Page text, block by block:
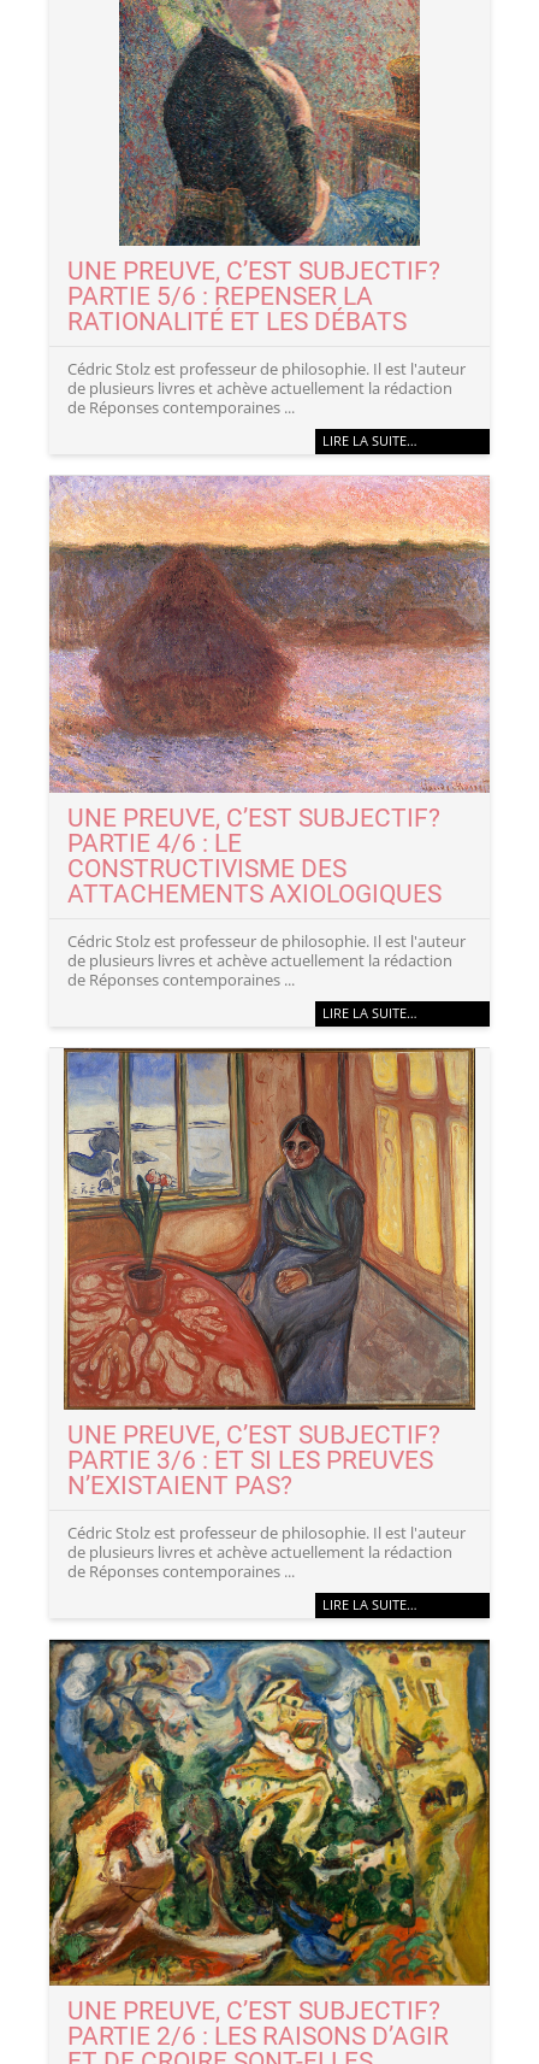
UNE PREUVE, C’EST SUBJECTIF?
PARTIE 5/6 : REPENSER LA
RATIONALITÉ ET LES DÉBATS
Cédric Stolz est professeur de philosophie. Il est l'auteur
de plusieurs livres et achève actuellement la rédaction
de Réponses contemporaines ...
LIRE LA SUITE…
UNE PREUVE, C’EST SUBJECTIF?
PARTIE 4/6 : LE
CONSTRUCTIVISME DES
ATTACHEMENTS AXIOLOGIQUES
Cédric Stolz est professeur de philosophie. Il est l'auteur
de plusieurs livres et achève actuellement la rédaction
de Réponses contemporaines ...
LIRE LA SUITE…
UNE PREUVE, C’EST SUBJECTIF?
PARTIE 3/6 : ET SI LES PREUVES
N’EXISTAIENT PAS?
Cédric Stolz est professeur de philosophie. Il est l'auteur
de plusieurs livres et achève actuellement la rédaction
de Réponses contemporaines ...
LIRE LA SUITE…
UNE PREUVE, C’EST SUBJECTIF?
PARTIE 2/6 : LES RAISONS D’AGIR